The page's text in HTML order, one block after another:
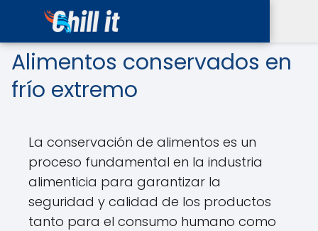
Alimentos conservados en
frío extremo
La conservación de alimentos es un
proceso fundamental en la industria
alimenticia para garantizar la
seguridad y calidad de los productos
tanto para el consumo humano como